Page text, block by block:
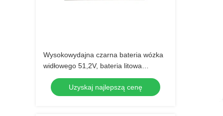
Wysokowydajna czarna bateria wózka
widłowego 51,2V, bateria litowa
LiFePO4
Uzyskaj najlepszą cenę